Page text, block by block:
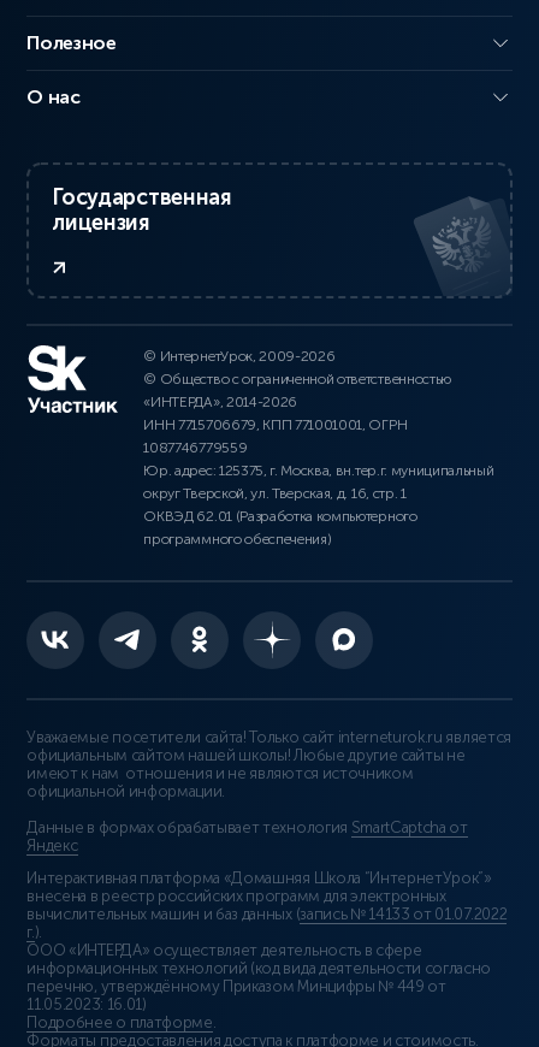
Полезное
О нас
Государственная
лицензия
© ИнтернетУрок, 2009-2026
© Общество с ограниченной ответственностью
«ИНТЕРДА», 2014-2026
ИНН 7715706679, КПП 771001001, ОГРН
1087746779559
Юр. адрес: 125375, г. Москва, вн.тер.г. муниципальный
округ Тверской, ул. Тверская, д. 16, стр. 1
ОКВЭД 62.01 (Разработка компьютерного
программного обеспечения)
Уважаемые посетители сайта! Только сайт interneturok.ru является
официальным сайтом нашей школы! Любые другие сайты не
имеют к нам отношения и не являются источником
официальной информации.
Данные в формах обрабатывает технология SmartCaptcha от
Яндекс
Интерактивная платформа «Домашняя Школа “ИнтернетУрок”»
внесена в реестр российских программ для электронных
вычислительных машин и баз данных (запись № 14133 от 01.07.2022
г.).
ООО «ИНТЕРДА» осуществляет деятельность в сфере
информационных технологий (код вида деятельности согласно
перечню, утверждённому Приказом Минцифры № 449 от
11.05.2023: 16.01)
Подробнее о платформе.
Форматы предоставления доступа к платформе и стоимость.